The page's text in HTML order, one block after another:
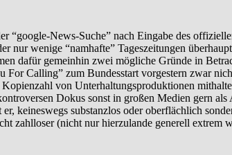
“google-News-Suche” nach Eingabe des
nur wenige “namhafte” Tageszeitungen
dafür gemeinhin zwei mögliche Gründe in
Calling” zum Bundesstart vorgestern zwar
von Unterhaltungsproduktionen
Dokus sonst in großen Medien gern
keineswegs substanzlos oder oberflächlich
zahlloser (nicht nur hierzulande generell